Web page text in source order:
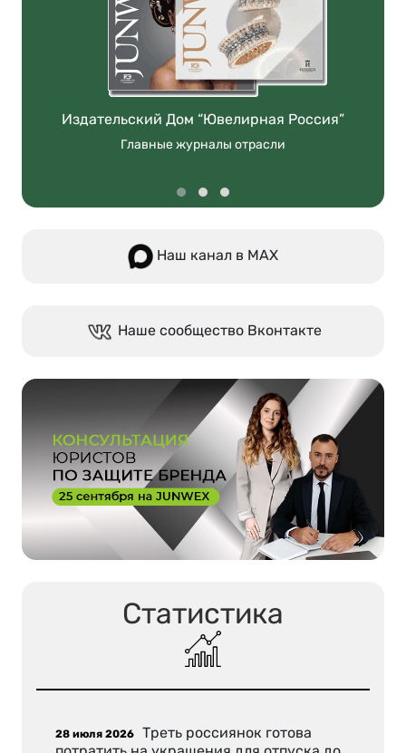
Издательский Дом “Ювелирная Россия”
Главные журналы отрасли
Наш канал в МАХ
Наше сообщество Вконтакте
Статистика
28 июля 2026 Треть россиянок готова